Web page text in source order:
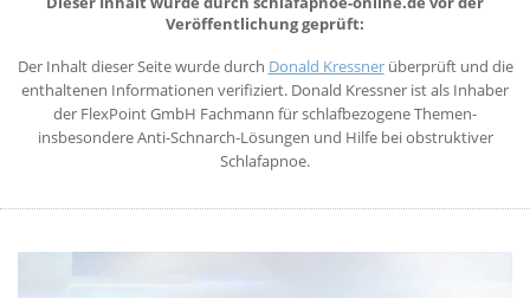
SELBSTCHECK
THERAPIEN
ALTERNATIVEN ZUR SCHLAFAPNOE-MASKE
SCHLAFAPNOE-SCHIENENTHERAPIE
Veröffentlichung geprüft:
Der Inhalt dieser Seite wurde durch Donald Kressnerüberprüft und die
enthaltenen Informationen verifiziert. Donald Kressner ist als Inhaber
der FlexPoint GmbH Fachmann für schlafbezogene Themen-
insbesondere Anti-Schnarch-Lösungen und Hilfe bei obstruktiver
Schlafapnoe.